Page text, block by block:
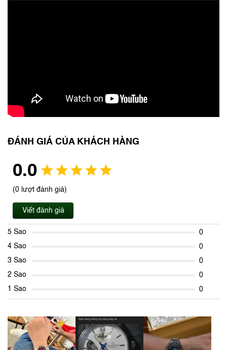
ĐÁNH GIÁ CỦA KHÁCH HÀNG
0.0
(0 lượt đánh giá)
Viết đánh giá
5 Sao
0
4 Sao
0
3 Sao
0
2 Sao
0
1 Sao
0